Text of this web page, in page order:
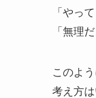
「やっ
「無理
このよ
考え方